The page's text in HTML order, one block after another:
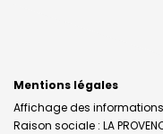
Mentions légales
Affichage des informations
Raison sociale : LA